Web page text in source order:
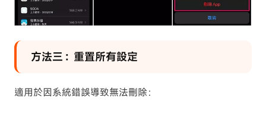
方法三：重置所有設定
適用於因系統錯誤導致無法刪除：